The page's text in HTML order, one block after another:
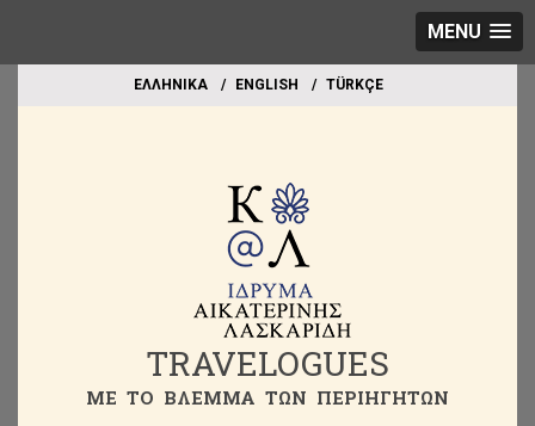
MENU
EΛΛΗΝΙΚΑ ΕΝGLISH TÜRKÇE
TRAVELOGUES
ME TO BΛΕΜΜΑ ΤΩΝ ΠΕΡΙΗΓΗΤΩΝ